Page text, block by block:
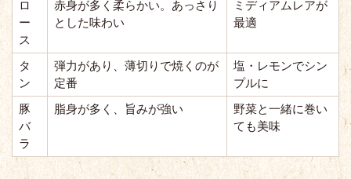
ロ
ー
ス
赤身が多く柔らかい。あっさり
とした味わい
ミディアムレアが
最適
タ
ン
弾力があり、薄切りで焼くのが
定番
塩・レモンでシン
プルに
豚
バ
ラ
脂身が多く、旨みが強い
野菜と一緒に巻い
ても美味